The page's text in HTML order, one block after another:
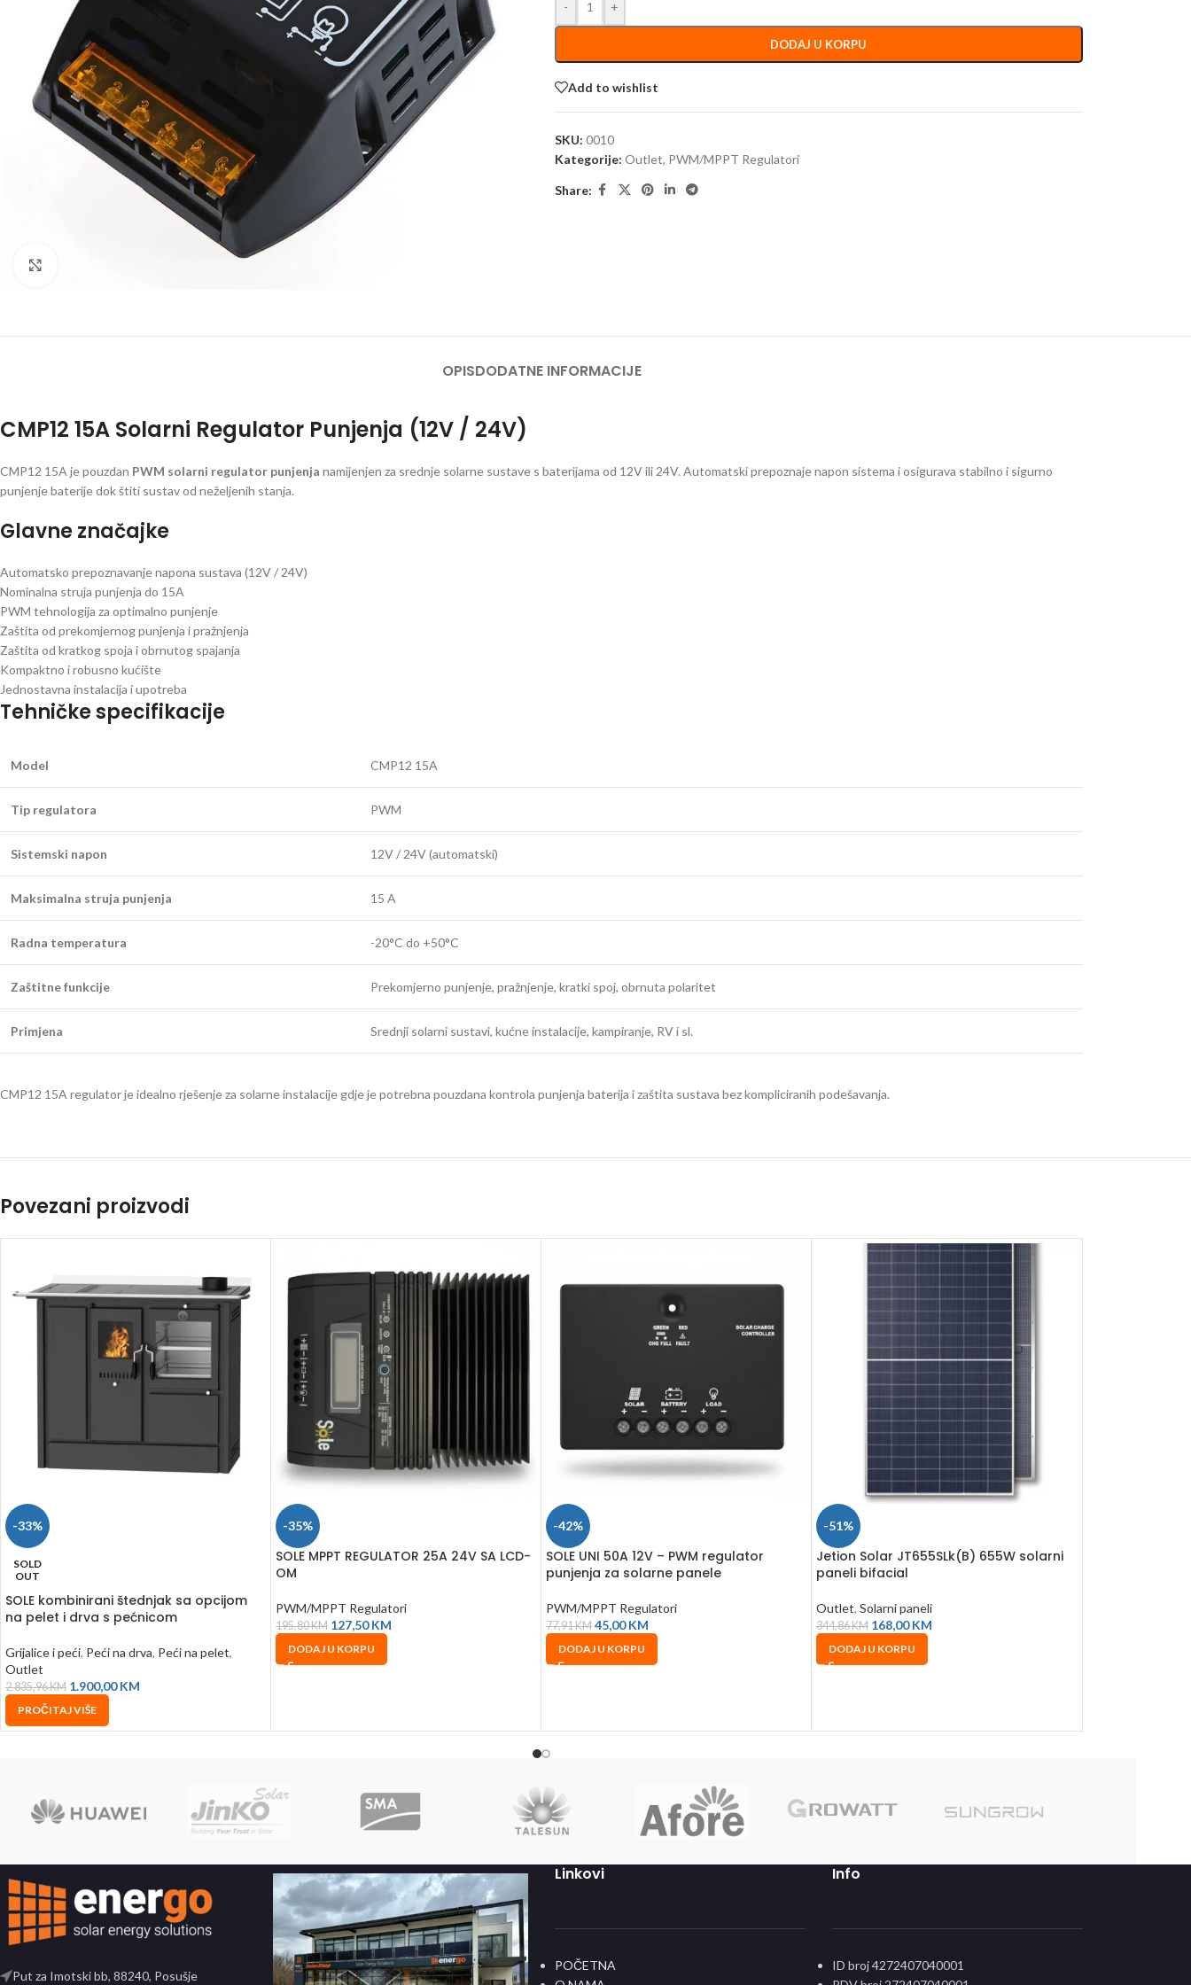
- +
DODAJ U KORPU
Add to wishlist
SKU: 0010
Kategorije: Outlet, PWM/MPPT Regulatori
Share:
OPISDODATNE INFORMACIJE
CMP12 15A Solarni Regulator Punjenja (12V / 24V)
CMP12 15A je pouzdan PWM solarni regulator punjenja namijenjen za srednje solarne sustave s baterijama od 12V ili 24V. Automatski prepoznaje napon sistema i osigurava stabilno i sigurno
punjenje baterije dok štiti sustav od neželjenih stanja.
Glavne značajke
Automatsko prepoznavanje napona sustava (12V / 24V)
Nominalna struja punjenja do 15A
PWM tehnologija za optimalno punjenje
Zaštita od prekomjernog punjenja i pražnjenja
Zaštita od kratkog spoja i obrnutog spajanja
Kompaktno i robusno kućište
Jednostavna instalacija i upotreba
Tehničke specifikacije
Model CMP12 15A
Tip regulatora PWM
Sistemski napon 12V / 24V (automatski)
Maksimalna struja punjenja 15 A
Radna temperatura -20°C do +50°C
Zaštitne funkcije Prekomjerno punjenje, pražnjenje, kratki spoj, obrnuta polaritet
Primjena Srednji solarni sustavi, kućne instalacije, kampiranje, RV i sl.
CMP12 15A regulator je idealno rješenje za solarne instalacije gdje je potrebna pouzdana kontrola punjenja baterija i zaštita sustava bez kompliciranih podešavanja.
Povezani proizvodi
-33%
SOLD
OUT
SOLE kombinirani štednjak sa opcijom
na pelet i drva s pećnicom
Grijalice i peći, Peći na drva, Peći na pelet,
Outlet
2.835,96KM 1.900,00KM
PROČITAJ VIŠE
-35%
SOLE MPPT REGULATOR 25A 24V SA LCD-
OM
PWM/MPPT Regulatori
195,80KM 127,50KM
DODAJ U KORPU
-42%
SOLE UNI 50A 12V – PWM regulator
punjenja za solarne panele
PWM/MPPT Regulatori
77,91KM 45,00KM
DODAJ U KORPU
-51%
Jetion Solar JT655SLk(B) 655W solarni
paneli bifacial
Outlet, Solarni paneli
344,86KM 168,00KM
DODAJ U KORPU
Put za Imotski bb, 88240, Posušje
Linkovi
POČETNA
Info
ID broj 4272407040001